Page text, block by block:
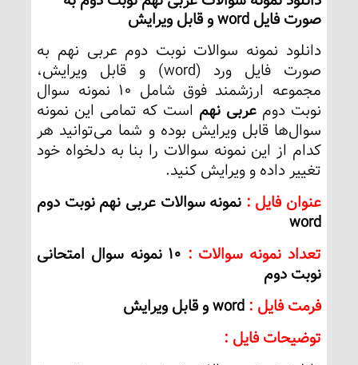
صورت فایل word و قابل ویرایش
دانلود نمونه سوالات نوبت دوم عربی نهم به
صورت فایل ورد (word) و قابل ویرایش،
مجموعه ارزشمند فوق شامل 10 نمونه سوال
نوبت دومعربی نهم است که تمامی این نمونه
سوال‌ها قابل ویرایش بوده و شما می‌توانید هر
کدام از این نمونه سوالات را بنا به دلخواه خود
تغییر داده و ویرایش کنید.
عنوان فایل : نمونه سوالات عربی نهم نوبت دوم
word
تعداد نمونه سوالات :
10 نمونه سوال امتحانی
نوبت دوم
فرمت فایل :word و قابل ویرایش
توضیحات فایل :